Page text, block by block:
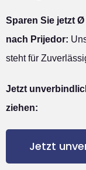
Sparen Sie jetzt
nach Prijedor:
steht für
Jetzt
ziehen:
Jetzt